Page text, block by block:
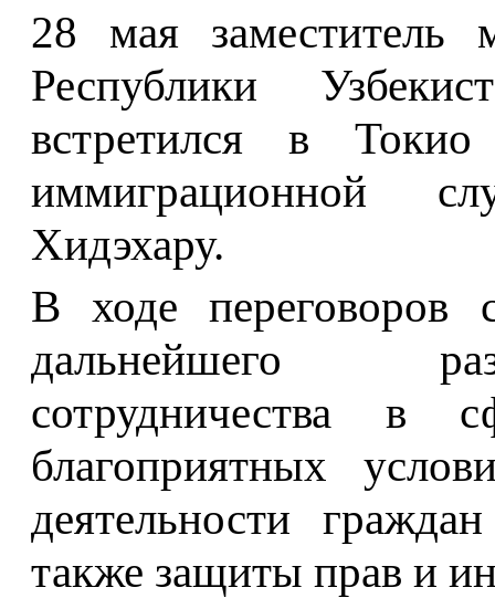
28 мая заместитель
Республики
встретился в
иммиграционной
Хидэхару.
В ходе переговоров
дальнейшего
сотрудничества в
благоприятных
деятельности
также защиты прав и